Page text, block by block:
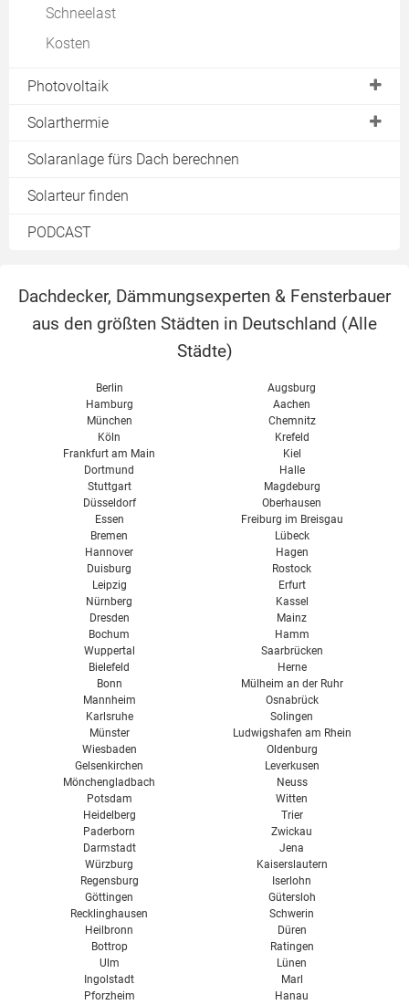
Schneelast
Kosten
Photovoltaik
Photovoltaikanlage
Module
Eigenverbrauch
Solarthermie
Solarheizung
Warmwasserbereitung
Förderung
Solarspeicher
Solaranlage fürs Dach berechnen
Solarteur finden
PODCAST
Dachdecker, Dämmungsexperten & Fensterbauer
aus den größten Städten in Deutschland (Alle
Städte)
Berlin
Hamburg
München
Köln
Frankfurt am Main
Dortmund
Stuttgart
Düsseldorf
Essen
Bremen
Hannover
Duisburg
Leipzig
Nürnberg
Dresden
Bochum
Wuppertal
Bielefeld
Bonn
Mannheim
Karlsruhe
Münster
Wiesbaden
Gelsenkirchen
Mönchengladbach
Augsburg
Aachen
Chemnitz
Krefeld
Kiel
Halle
Magdeburg
Oberhausen
Freiburg im Breisgau
Lübeck
Hagen
Rostock
Erfurt
Kassel
Mainz
Hamm
Saarbrücken
Herne
Mülheim an der Ruhr
Osnabrück
Solingen
Ludwigshafen am Rhein
Oldenburg
Leverkusen
Neuss
Potsdam
Heidelberg
Paderborn
Darmstadt
Würzburg
Regensburg
Göttingen
Recklinghausen
Heilbronn
Bottrop
Ulm
Ingolstadt
Pforzheim
Witten
Trier
Zwickau
Jena
Kaiserslautern
Iserlohn
Gütersloh
Schwerin
Düren
Ratingen
Lünen
Marl
Hanau